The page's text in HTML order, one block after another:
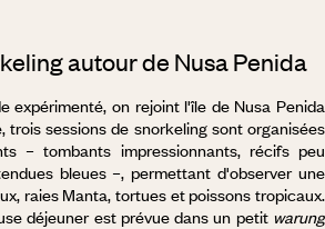
autour de Nusa Penida
expérimenté, on rejoint l'île de Nusa Penida
trois sessions de snorkeling sont organisées
– tombants impressionnants, récifs peu
bleues –, permettant d'observer une
raies Manta, tortues et poissons tropicaux.
déjeuner est prévue dans un petit warung